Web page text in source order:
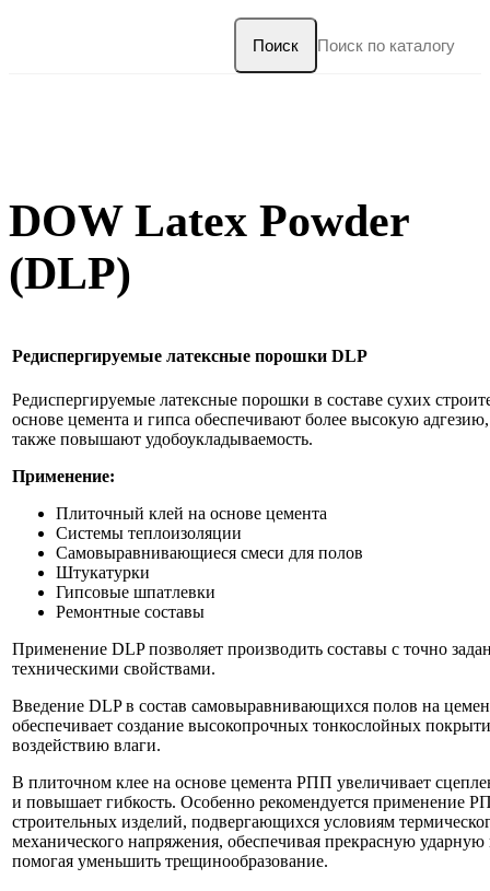
Поиск
DOW Latex Powder
(DLP)
Редиспергируемые латексные порошки DLP
Редиспергируемые латексные порошки в составе сухих
основе цемента и гипса обеспечивают более высокую
также повышают удобоукладываемость.
Применение:
Плиточный клей на основе цемента
Системы теплоизоляции
Самовыравнивающиеся смеси для полов
Штукатурки
Гипсовые шпатлевки
Ремонтные составы
Применение DLP позволяет производить составы с точно
техническими свойствами.
Введение DLP в состав самовыравнивающихся полов на
обеспечивает создание высокопрочных тонкослойных
воздействию влаги.
В плиточном клее на основе цемента РПП увеличивает
и повышает гибкость. Особенно рекомендуется применение
строительных изделий, подвергающихся условиям
механического напряжения, обеспечивая прекрасную ударную
помогая уменьшить трещинообразование.